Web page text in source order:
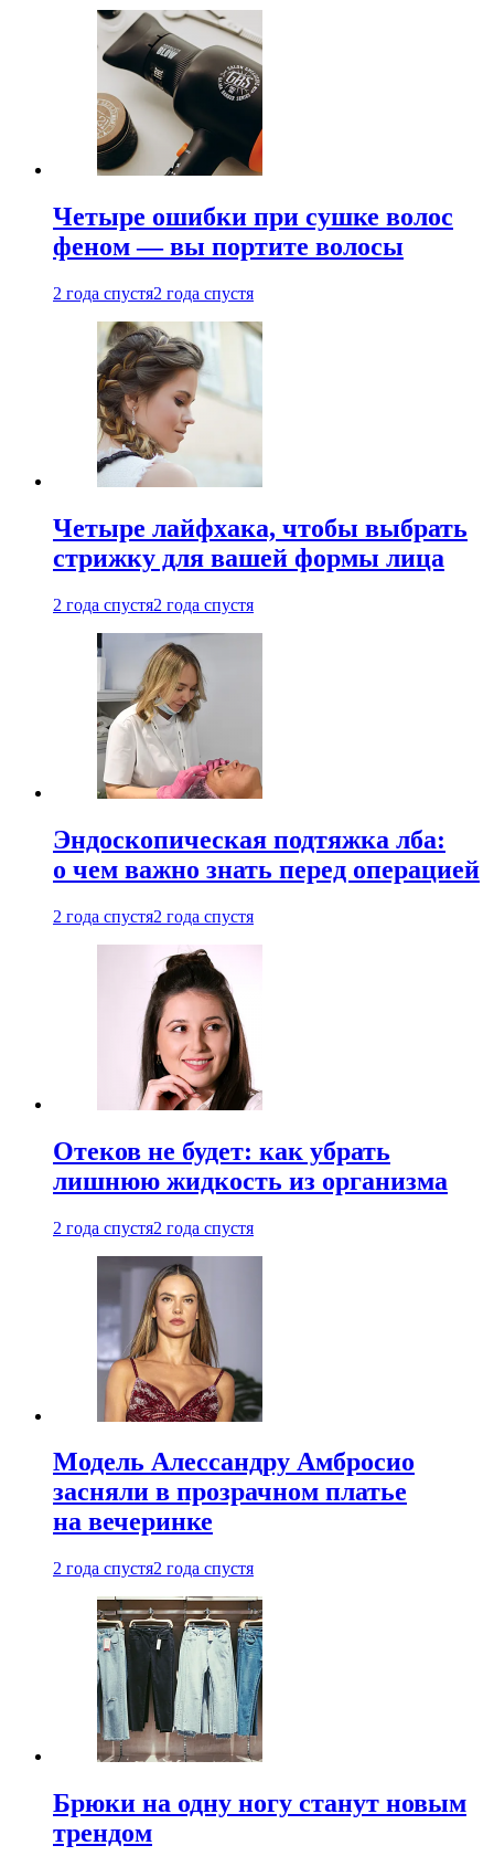
Четыре ошибки при сушке волос
феном — вы портите волосы
2 года спустя2 года спустя
Четыре лайфхака, чтобы выбрать
стрижку для вашей формы лица
2 года спустя2 года спустя
Эндоскопическая подтяжка лба:
о чем важно знать перед операцией
2 года спустя2 года спустя
Отеков не будет: как убрать
лишнюю жидкость из организма
2 года спустя2 года спустя
Модель Алессандру Амбросио
засняли в прозрачном платье
на вечеринке
2 года спустя2 года спустя
Брюки на одну ногу станут новым
трендом